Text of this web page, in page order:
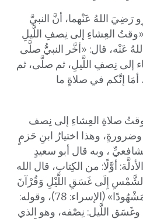
اللهُ عَنْهما، أنَّ النبيَّ
العِشاءِ إلى نِصفِ اللَّيلِ
عَنْه، قال: «أخَّر النبيُّ صلَّى
إلى نِصفِ اللَّيلِ، ثم صلَّى، ثم
إنَّكم في صلاةٍ ما
وقتُ صلاةِ العِشاءِ إلى نِصف
وضرورةٍ، وهذا اختيارُ ابنِ حَزمٍ
، وبه قال أبو سعيدٍ
أوَّلًا: من الكِتاب، قال الله
الشَّمْسِ إِلَى غَسَقِ اللَّيْلِ وَقُرْآنَ
الْفَجْرِ إِنَّ قُرْآنَ الْفَجْرِ كَانَ مَشْهُودًا» (الإسراء: 78)، وقوله:
وغَسَق اللَّيل: نِصْفه، وهو الذي